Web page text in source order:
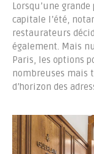
Lorsqu’une
capitale l’été,
restaurateurs
également. Mais
Paris, les options
nombreuses mais
d’horizon des